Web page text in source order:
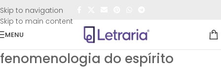
Skip to navigation
Skip to main content
FRETE GRÁTIS
MENU
fenomenologia do espírito